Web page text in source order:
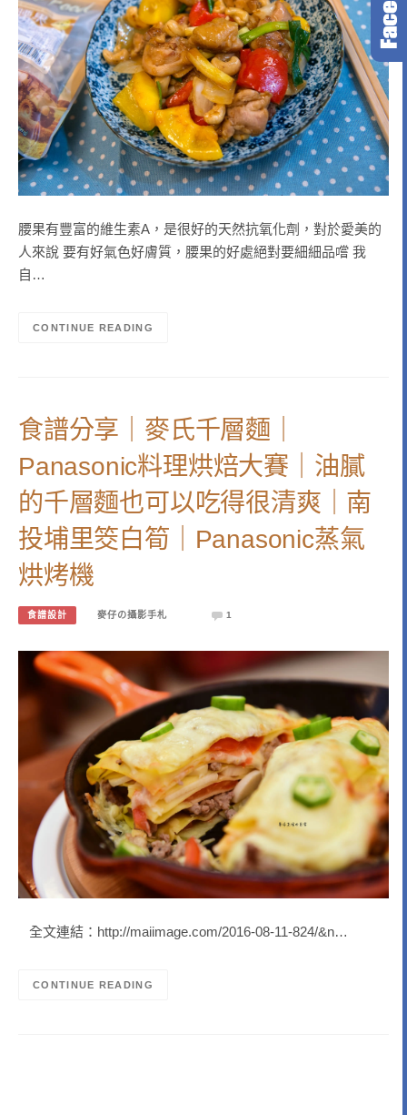
腰果有豐富的維生素A，是很好的天然抗氧化劑，對於愛美的
人來說 要有好氣色好膚質，腰果的好處絕對要細細品嚐 我
自…
CONTINUE READING
食譜分享｜麥氏千層麵｜
Panasonic料理烘焙大賽｜油膩
的千層麵也可以吃得很清爽｜南
投埔里筊白筍｜Panasonic蒸氣
烘烤機
食譜設計 麥仔の攝影手札 1
全文連結：http://maiimage.com/2016-08-11-824/&n…
CONTINUE READING